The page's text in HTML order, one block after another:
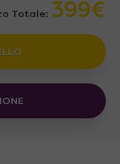
Totale: 399€